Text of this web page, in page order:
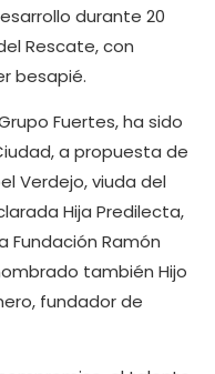
durante 20
Rescate, con
besapié.
Fuertes, ha sido
a propuesta de
Verdejo, viuda del
Hija Predilecta,
Ramón
también Hijo
fundador de